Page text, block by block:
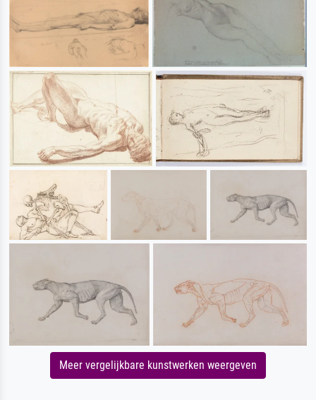
Meer vergelijkbare kunstwerken weergeven